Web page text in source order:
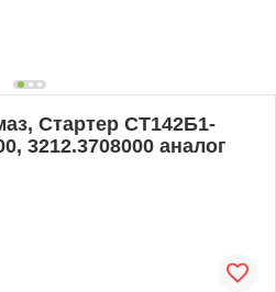
Стартер СТ142Б1-
3212.3708000 аналог